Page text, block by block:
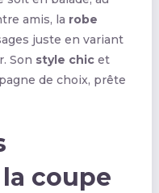
amis, la robe
juste en variant
Son style chicet
de choix, prête
coupe